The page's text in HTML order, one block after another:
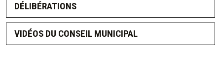
DÉLIBÉRATIONS
VIDÉOS DU CONSEIL MUNICIPAL